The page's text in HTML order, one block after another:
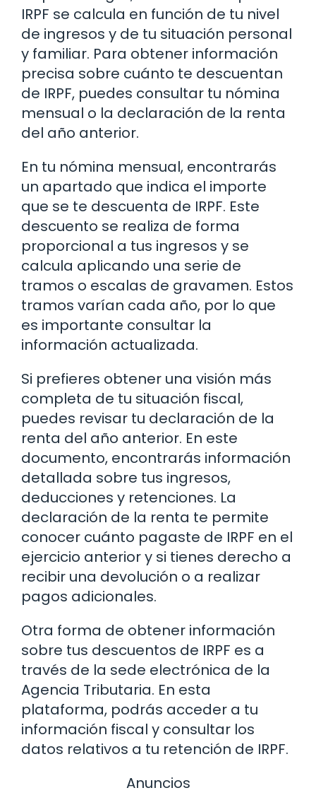
IRPF se calcula en función de tu nivel
de ingresos y de tu situación personal
y familiar. Para obtener información
precisa sobre cuánto te descuentan
de IRPF, puedes consultar tu nómina
mensual o la declaración de la renta
del año anterior.
En tu nómina mensual, encontrarás
un apartado que indica el importe
que se te descuenta de IRPF. Este
descuento se realiza de forma
proporcional a tus ingresos y se
calcula aplicando una serie de
tramos o escalas de gravamen. Estos
tramos varían cada año, por lo que
es importante consultar la
información actualizada.
Si prefieres obtener una visión más
completa de tu situación fiscal,
puedes revisar tu declaración de la
renta del año anterior. En este
documento, encontrarás información
detallada sobre tus ingresos,
deducciones y retenciones. La
declaración de la renta te permite
conocer cuánto pagaste de IRPF en el
ejercicio anterior y si tienes derecho a
recibir una devolución o a realizar
pagos adicionales.
Otra forma de obtener información
sobre tus descuentos de IRPF es a
través de la sede electrónica de la
Agencia Tributaria. En esta
plataforma, podrás acceder a tu
información fiscal y consultar los
datos relativos a tu retención de IRPF.
Anuncios